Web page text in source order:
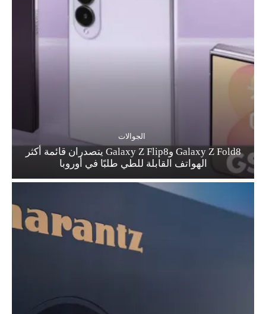
الجوالات
Galaxy Z Fold8 وGalaxy Z Flip8 يتصدران قائمة أكثر
الهواتف القابلة للطي طلبًا في أوروبا